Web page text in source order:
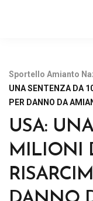
Sportello Amianto
UNA SENTENZA DA
PER DANNO DA
USA:
MILIONI